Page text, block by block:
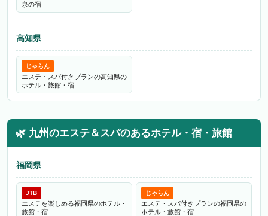
泉の宿
高知県
じゃらん
エステ・スパ付きプランの高知県の
ホテル・旅館・宿
🌿 九州のエステ＆スパのあるホテル・宿・旅館
福岡県
JTB
エステを楽しめる福岡県のホテル・
旅館・宿
じゃらん
エステ・スパ付きプランの福岡県の
ホテル・旅館・宿